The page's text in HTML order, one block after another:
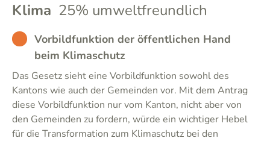
Klima 25% umweltfreundlich
BADVorbildfunktion der öffentlichen Hand
beim Klimaschutz
Das Gesetz sieht eine Vorbildfunktion sowohl des
Kantons wie auch der Gemeinden vor. Mit dem Antrag
diese Vorbildfunktion nur vom Kanton, nicht aber von
den Gemeinden zu fordern, würde ein wichtiger Hebel
für die Transformation zum Klimaschutz bei den